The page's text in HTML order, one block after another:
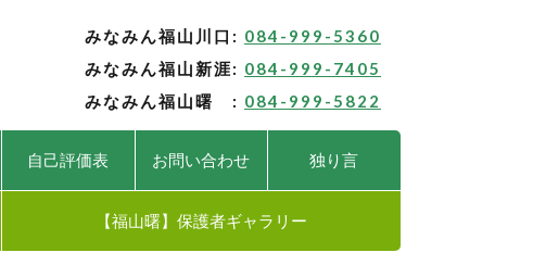
みなみん福山川口: 084-999-5360
みなみん福山新涯: 084-999-7405
みなみん福山曙 : 084-999-5822
自己評価表 お問い合わせ 独り言
【福山曙】保護者ギャラリー